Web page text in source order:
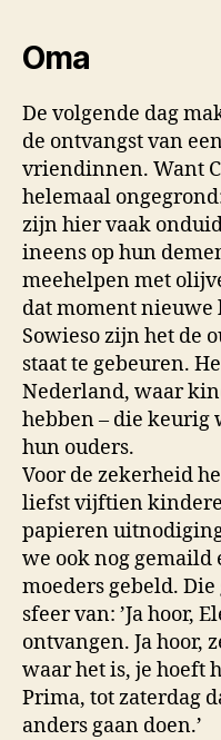
Oma
De volgende dag
de ontvangst van
vriendinnen. Want
helemaal
zijn hier vaak
ineens op hun
meehelpen met
dat moment nieuwe
Sowieso zijn het de
staat te gebeuren.
Nederland, waar
hebben – die keurig
hun ouders.
Voor de zekerheid
liefst vijftien
papieren
we ook nog gemaild
moeders gebeld.
sfeer van: ’Ja hoor,
ontvangen. Ja hoor,
waar het is, je hoeft
Prima, tot zaterdag
anders gaan doen.’